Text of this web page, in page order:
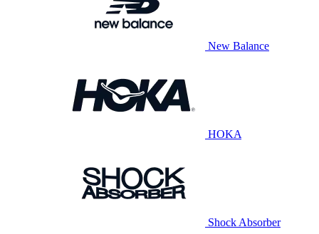
New Balance
HOKA
Shock Absorber